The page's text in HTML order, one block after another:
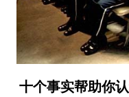
十个事实帮助你